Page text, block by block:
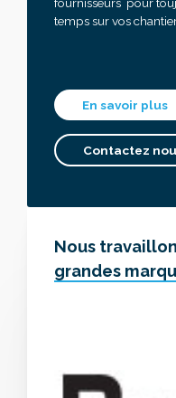
temps sur vos
En savoir plus
Contactez
Nous
grandes